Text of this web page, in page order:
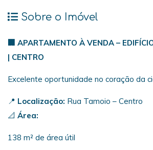
Sobre o Imóvel
🏢 APARTAMENTO À VENDA –
| CENTRO
Excelente oportunidade no coração da
📍 Localização: Rua Tamoio – Centro
📐 Área:
138 m² de área útil